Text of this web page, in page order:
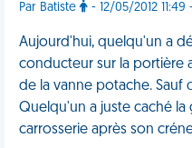
Par Batiste - 12/05/2012 11:49
Aujourd'hui, quelqu'un a
conducteur sur la portière
de la vanne potache. Sauf
Quelqu'un a juste caché la
carrosserie après son